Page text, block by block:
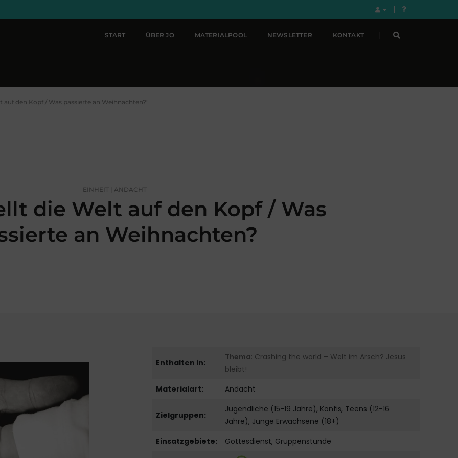
START ÜBER JO MATERIALPOOL NEWSLETTER KONTAKT
den Kopf / Was passierte an Weihnachten?"
EINHEIT | ANDACHT
die Welt auf den Kopf / Was
an Weihnachten?
Enthalten in:
Thema: Crashing the world – Welt im Arsch? Jesus
bleibt!
Materialart:
Andacht
Zielgruppen:
Jugendliche (15-19 Jahre), Konfis, Teens (12-16
Jahre), Junge Erwachsene (18+)
Einsatzgebiete:
Gottesdienst, Gruppenstunde